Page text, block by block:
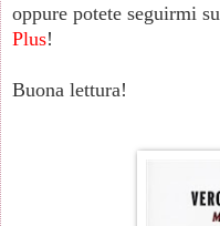
oppure potete seguirmi su
Plus!
Buona lettura!